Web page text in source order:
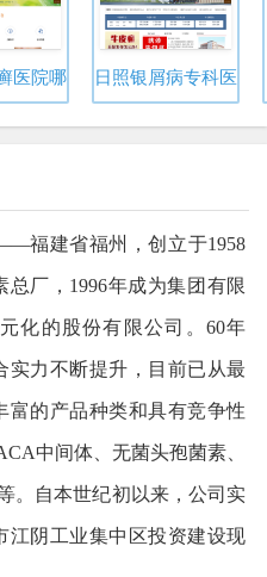
医院哪家好日照银屑病专科医院
福建省福州，创立于1958
总厂，1996年成为集团有限
化的股份有限公司。60年
实力不断提升，目前已从最
富的产品种类和具有竞争性
中间体、无菌头孢菌素、
。自本世纪初以来，公司实
江阴工业集中区投资建设现